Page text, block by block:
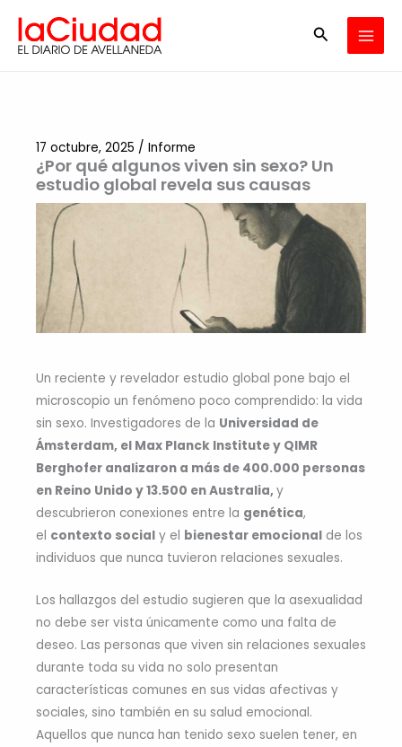
contenido
Buscar
¿Por qué algunos viven sin sexo? Un
estudio global revela sus causas
17 octubre, 2025 / Informe
Un reciente y revelador estudio global pone bajo el
microscopio un fenómeno poco comprendido: la vida
sin sexo. Investigadores de la Universidad de
Ámsterdam, el Max Planck Institute y QIMR
Berghofer analizaron a más de 400.000 personas
en Reino Unido y 13.500 en Australia, y
descubrieron conexiones entre la genética,
el contexto social y el bienestar emocional de los
individuos que nunca tuvieron relaciones sexuales.
Los hallazgos del estudio sugieren que la asexualidad
no debe ser vista únicamente como una falta de
deseo. Las personas que viven sin relaciones sexuales
durante toda su vida no solo presentan
características comunes en sus vidas afectivas y
sociales, sino también en su salud emocional.
Aquellos que nunca han tenido sexo suelen tener, en